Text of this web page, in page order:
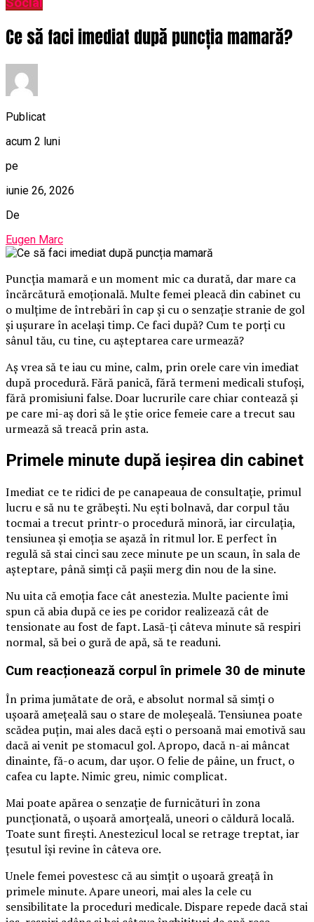
Ce să faci imediat după puncția mamară?
Publicat
acum 2 luni
pe
iunie 26, 2026
De
Eugen Marc
Puncția mamară e un moment mic ca durată, dar mare ca
încărcătură emoțională. Multe femei pleacă din cabinet cu
o mulțime de întrebări în cap și cu o senzație stranie de gol
și ușurare în același timp. Ce faci după? Cum te porți cu
sânul tău, cu tine, cu așteptarea care urmează?
Aș vrea să te iau cu mine, calm, prin orele care vin imediat
după procedură. Fără panică, fără termeni medicali stufoși,
fără promisiuni false. Doar lucrurile care chiar contează și
pe care mi-aș dori să le știe orice femeie care a trecut sau
urmează să treacă prin asta.
Primele minute după ieșirea din cabinet
Imediat ce te ridici de pe canapeaua de consultație, primul
lucru e să nu te grăbești. Nu ești bolnavă, dar corpul tău
tocmai a trecut printr-o procedură minoră, iar circulația,
tensiunea și emoția se așază în ritmul lor. E perfect în
regulă să stai cinci sau zece minute pe un scaun, în sala de
așteptare, până simți că pașii merg din nou de la sine.
Nu uita că emoția face cât anestezia. Multe paciente îmi
spun că abia după ce ies pe coridor realizează cât de
tensionate au fost de fapt. Lasă-ți câteva minute să respiri
normal, să bei o gură de apă, să te readuni.
Cum reacționează corpul în primele 30 de minute
În prima jumătate de oră, e absolut normal să simți o
ușoară amețeală sau o stare de moleșeală. Tensiunea poate
scădea puțin, mai ales dacă ești o persoană mai emotivă sau
dacă ai venit pe stomacul gol. Apropo, dacă n-ai mâncat
dinainte, fă-o acum, dar ușor. O felie de pâine, un fruct, o
cafea cu lapte. Nimic greu, nimic complicat.
Mai poate apărea o senzație de furnicături în zona
puncționată, o ușoară amorțeală, uneori o căldură locală.
Toate sunt firești. Anestezicul local se retrage treptat, iar
țesutul își revine în câteva ore.
Unele femei povestesc că au simțit o ușoară greață în
primele minute. Apare uneori, mai ales la cele cu
sensibilitate la proceduri medicale. Dispare repede dacă stai